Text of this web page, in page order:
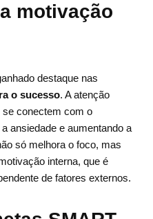
motivação
destaque nas
o sucesso. A atenção
se conectem com o
ansiedade e aumentando a
só melhora o foco, mas
interna, que é
de fatores externos.